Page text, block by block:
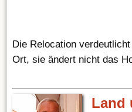
Die Relocation
Ort, sie ändert nicht das
Land